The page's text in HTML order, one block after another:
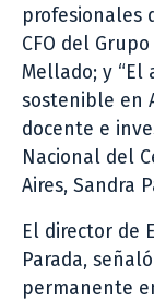
profesionales
CFO del
Mellado; y
sostenible en
docente e
Nacional del
Aires, Sandra
El director de
Parada,
permanente